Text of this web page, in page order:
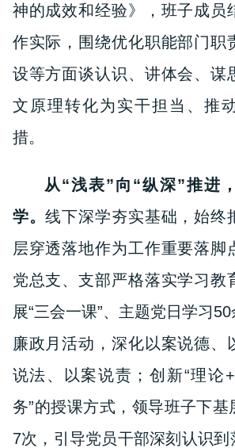
神的成效和经验》，班子成员
作实际，围绕优化职能部门职
设等方面谈认识、讲体会、谋
文原理转化为实干担当、推
措。
从“浅表”向“纵深”推进
学。线下深学夯实基础，始终
层穿透落地作为工作重要落脚
党总支、支部严格落实学习教
展“三会一课”、主题党日学习
廉政月活动，深化以案说德、
说法、以案说责；创新“理论
务”的授课方式，领导班子下
7次，引导党员干部深刻认识